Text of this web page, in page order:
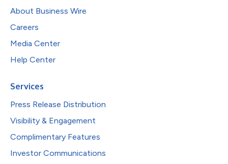
About Business Wire
Careers
Media Center
Help Center
Services
Press Release Distribution
Visibility & Engagement
Complimentary Features
Investor Communications